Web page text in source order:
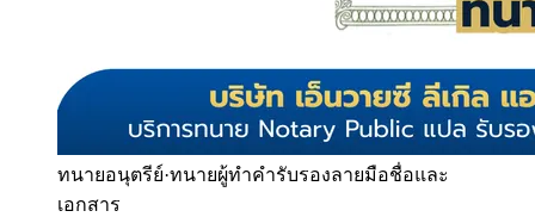
ทนายอนุตรีย์·ทนายผู้ทำคำรับรองลายมือชื่อและ
เอกสาร